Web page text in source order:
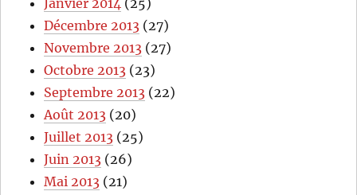
Janvier 2014 (25)
Décembre 2013 (27)
Novembre 2013 (27)
Octobre 2013 (23)
Septembre 2013 (22)
Août 2013 (20)
Juillet 2013 (25)
Juin 2013 (26)
Mai 2013 (21)